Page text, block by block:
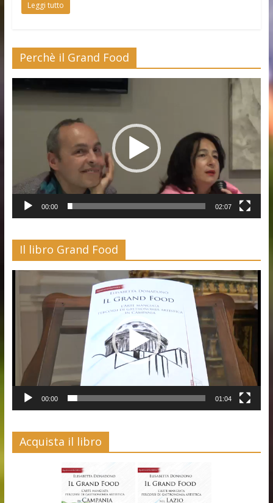
Leggi tutto
Perchè il Grand Food
00:00 02:07
Il libro Grand Food
Player
00:00 01:04
Acquista il libro